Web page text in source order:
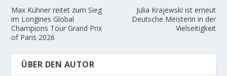
Max Kühner reitet zum Sieg
im Longines Global
Champions Tour Grand Prix
of Paris 2026
Julia Krajewski ist erneut
Deutsche Meisterin in der
Vielseitigkeit
ÜBER DEN AUTOR